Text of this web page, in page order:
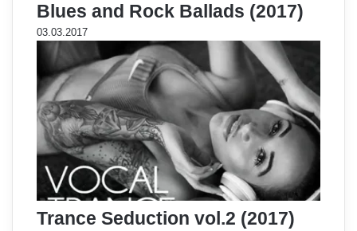
Blues and Rock Ballads (2017)
03.03.2017
Trance Seduction vol.2 (2017)